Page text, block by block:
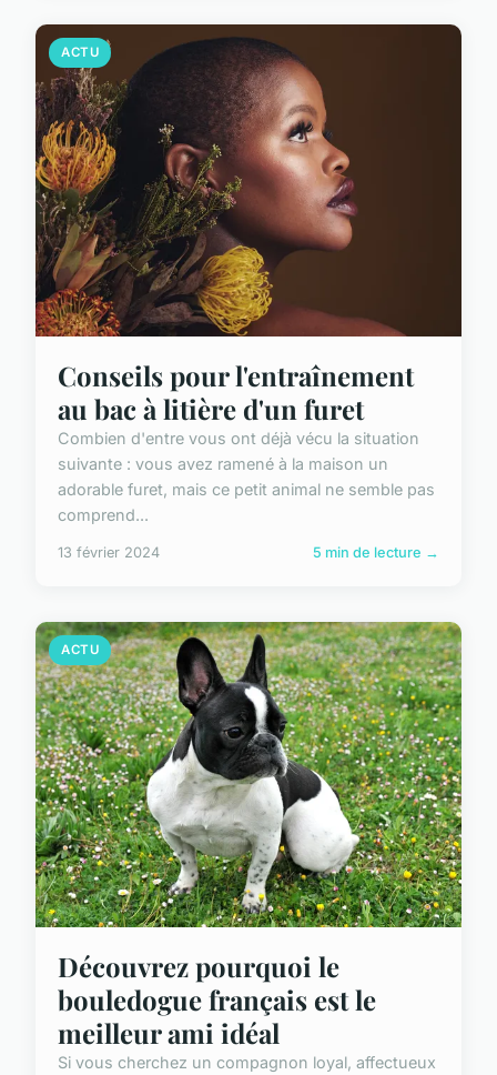
ACTU
Conseils pour l'entraînement
au bac à litière d'un furet
Combien d'entre vous ont déjà vécu la situation
suivante : vous avez ramené à la maison un
adorable furet, mais ce petit animal ne semble pas
comprend...
13 février 2024 5 min de lecture →
ACTU
Découvrez pourquoi le
bouledogue français est le
meilleur ami idéal
Si vous cherchez un compagnon loyal, affectueux